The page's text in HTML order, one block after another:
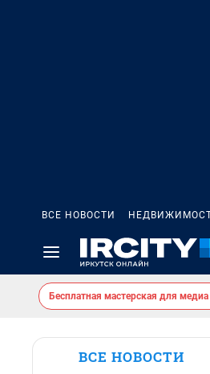
ВСЕ НОВОСТИ
Бесплатная мастерская для
ВСЕ НОВОСТИ